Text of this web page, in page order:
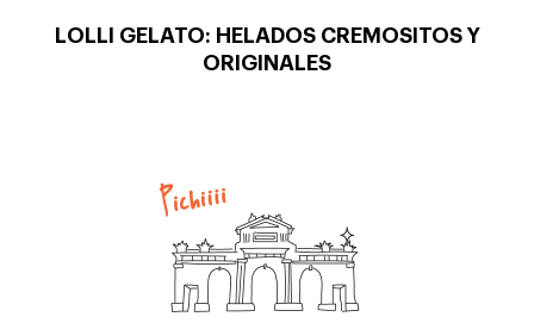
LOLLI GELATO: HELADOS CREMOSITOS Y
ORIGINALES